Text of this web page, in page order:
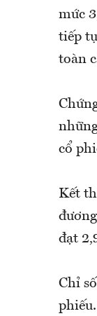
mức
tiếp
toàn
cổ
Kết
đạt
Chỉ